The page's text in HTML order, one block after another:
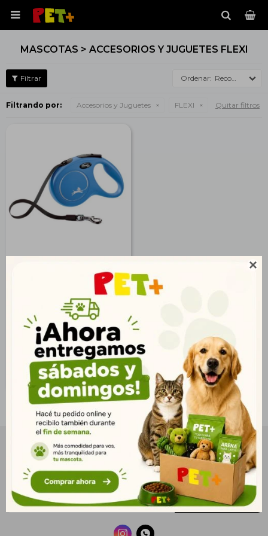


MASCOTAS > ACCESORIOS Y JUGUETES FLEXI
Recomendados
Filtrando por: Accesorios y Juguetes FLEXI Quitar filtros
$ 1.472
$ 1.651
NEWSLETTER
¡Suscribite y recibí todas nuestras novedades!
SUSCRIBIRME
 